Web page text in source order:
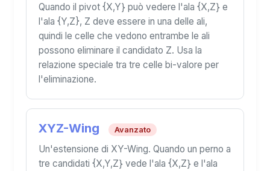
Quando il pivot {X,Y} può vedere l'ala {X,Z} e
l'ala {Y,Z}, Z deve essere in una delle ali,
quindi le celle che vedono entrambe le ali
possono eliminare il candidato Z. Usa la
relazione speciale tra tre celle bi-valore per
l'eliminazione.
XYZ-Wing Avanzato
Un'estensione di XY-Wing. Quando un perno a
tre candidati {X,Y,Z} vede l'ala {X,Z} e l'ala